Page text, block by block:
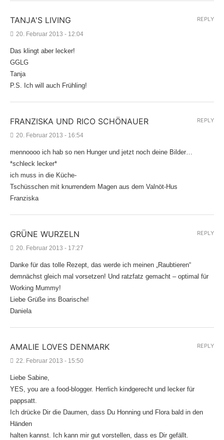
TANJA'S LIVING
20. Februar 2013 - 12:04
Das klingt aber lecker!
GGLG
Tanja
P.S. Ich will auch Frühling!
REPLY
FRANZISKA UND RICO SCHÖNAUER
20. Februar 2013 - 16:54
mennoooo ich hab so nen Hunger und jetzt noch deine Bilder…
*schleck lecker*
ich muss in die Küche-
Tschüsschen mit knurrendem Magen aus dem Valnöt-Hus
Franziska
REPLY
GRÜNE WURZELN
20. Februar 2013 - 17:27
Danke für das tolle Rezept, das werde ich meinen „Raubtieren“
demnächst gleich mal vorsetzen! Und ratzfatz gemacht – optimal für
Working Mummy!
Liebe Grüße ins Boarische!
Daniela
REPLY
AMALIE LOVES DENMARK
22. Februar 2013 - 15:50
Liebe Sabine,
YES, you are a food-blogger. Herrlich kindgerecht und lecker für
pappsatt.
Ich drücke Dir die Daumen, dass Du Honning und Flora bald in den
Händen
halten kannst. Ich kann mir gut vorstellen, dass es Dir gefällt.
REPLY